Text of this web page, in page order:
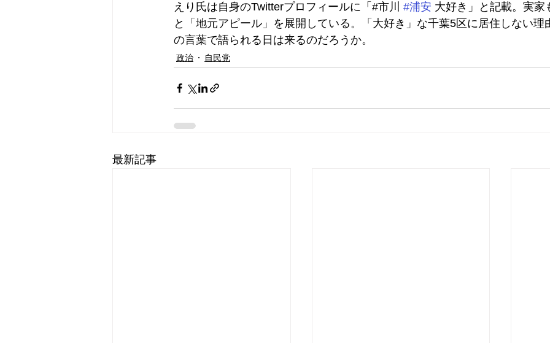
えり氏は自身のTwitterプロフィールに「#市川 #浦安 大好き」と記載。実家
と「地元アピール」を展開している。「大好き」な千葉5区に居住しない理
の言葉で語られる日は来るのだろうか。
政治 自民党
最新記事